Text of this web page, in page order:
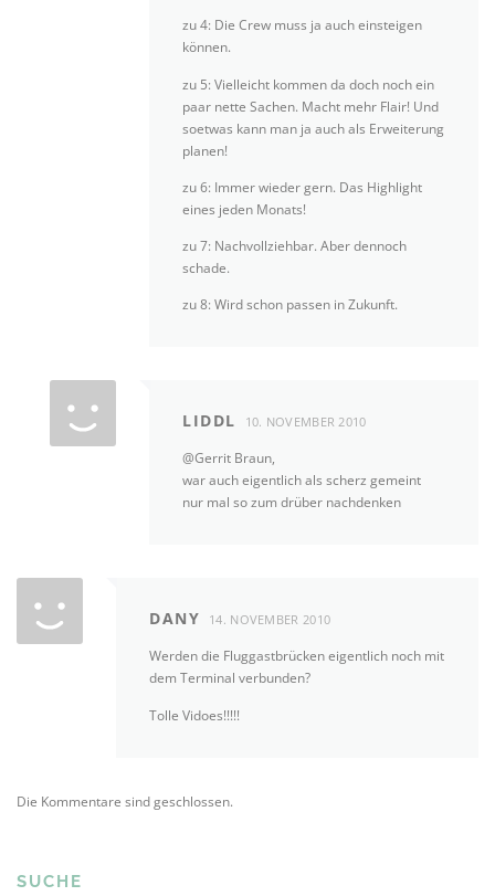
zu 4: Die Crew muss ja auch einsteigen
können.
zu 5: Vielleicht kommen da doch noch ein
paar nette Sachen. Macht mehr Flair! Und
soetwas kann man ja auch als Erweiterung
planen!
zu 6: Immer wieder gern. Das Highlight
eines jeden Monats!
zu 7: Nachvollziehbar. Aber dennoch
schade.
zu 8: Wird schon passen in Zukunft.
LIDDL 10. NOVEMBER 2010
@Gerrit Braun,
war auch eigentlich als scherz gemeint
nur mal so zum drüber nachdenken
DANY 14. NOVEMBER 2010
Werden die Fluggastbrücken eigentlich noch mit
dem Terminal verbunden?
Tolle Vidoes!!!!!
Die Kommentare sind geschlossen.
SUCHE